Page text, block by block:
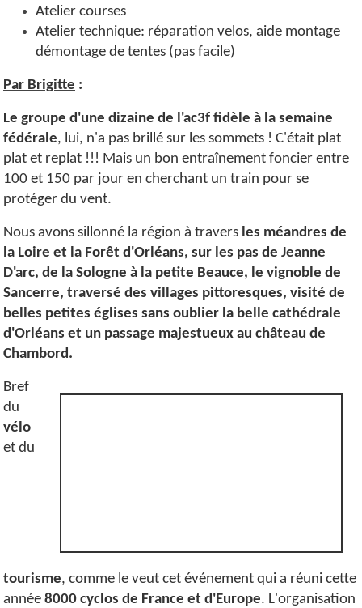
Atelier courses
Atelier technique: réparation velos, aide montage
démontage de tentes (pas facile)
Par Brigitte :
Le groupe d'une dizaine de l'ac3f fidèle à la semaine
fédérale, lui, n'a pas brillé sur les sommets ! C'était plat
plat et replat !!! Mais un bon entraînement foncier entre
100 et 150 par jour en cherchant un train pour se
protéger du vent.
Nous avons sillonné la région à travers les méandres de
la Loire et la Forêt d'Orléans, sur les pas de Jeanne
D'arc, de la Sologne à la petite Beauce, le vignoble de
Sancerre, traversé des villages pittoresques, visité de
belles petites églises sans oublier la belle cathédrale
d'Orléans et un passage majestueux au château de
Chambord.
Bref
du
vélo
et du
tourisme, comme le veut cet événement qui a réuni cette
année 8000 cyclos de France et d'Europe. L'organisation